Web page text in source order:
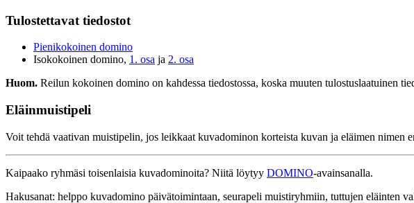
Tulostettavat tiedostot
Pienikokoinen domino
Isokokoinen domino, 1. osa ja 2. osa
Huom. Reilun kokoinen domino on kahdessa tiedostossa, koska muuten tulostuslaatuinen
Eläinmuistipeli
Voit tehdä vaativan muistipelin, jos leikkaat kuvadominon korteista kuvan ja eläimen nimen
Kaipaako ryhmäsi toisenlaisia kuvadominoita? Niitä löytyy DOMINO-avainsanalla.
Hakusanat: helppo kuvadomino päivätoimintaan, seurapeli muistiryhmiin, tuttujen eläinten